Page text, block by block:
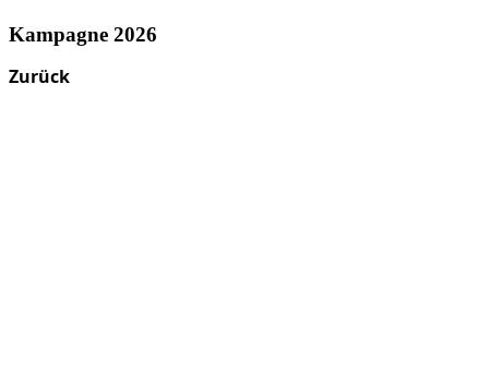
Kampagne 2026
Zurück